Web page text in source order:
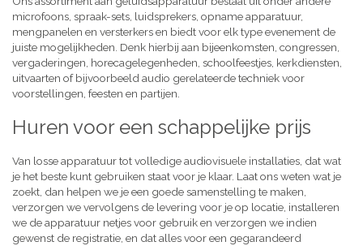
microfoons, spraak-sets, luidsprekers, opname apparatuur,
mengpanelen en versterkers en biedt voor elk type evenement de
juiste mogelijkheden. Denk hierbij aan bijeenkomsten, congressen,
vergaderingen, horecagelegenheden, schoolfeestjes, kerkdiensten,
uitvaarten of bijvoorbeeld audio gerelateerde techniek voor
voorstellingen, feesten en partijen.
Huren voor een schappelijke prijs
Van losse apparatuur tot volledige audiovisuele installaties, dat wat
je het beste kunt gebruiken staat voor je klaar. Laat ons weten wat je
zoekt, dan helpen we je een goede samenstelling te maken,
verzorgen we vervolgens de levering voor je op locatie, installeren
we de apparatuur netjes voor gebruik en verzorgen we indien
gewenst de registratie, en dat alles voor een gegarandeerd